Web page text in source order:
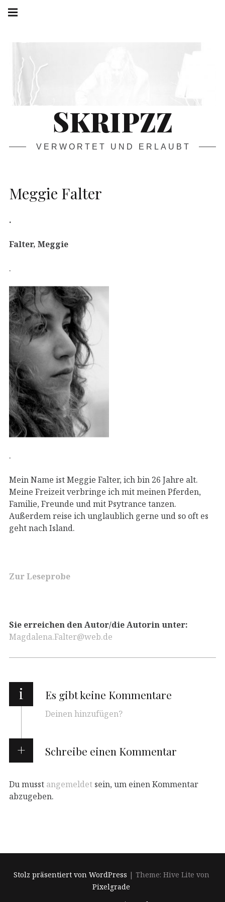
Springe
zum
SKRIPZZ
VERWORTET UND ERLAUBT
Meggie Falter
.
Falter, Meggie
.
.
Mein Name ist Meggie Falter, ich bin 26 Jahre alt.
Meine Freizeit verbringe ich mit meinen Pferden,
Familie, Freunde und mit Psytrance tanzen.
Außerdem reise ich unglaublich gerne und so oft es
geht nach Island.
Zur Leseprobe
Sie erreichen den Autor/die Autorin unter:
Magdalena.Falter@web.de
i Es gibt keine Kommentare
Deinen hinzufügen?
Schreibe einen Kommentar
Du musst angemeldet sein, um einen Kommentar
abzugeben.
Stolz präsentiert von WordPress | Theme: Hive Lite von
Pixelgrade